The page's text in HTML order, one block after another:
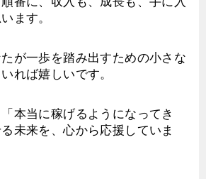
ます。
が一歩を踏み出すための小さな
れば嬉しいです。
本当に稼げるようになってき
未来を、心から応援していま